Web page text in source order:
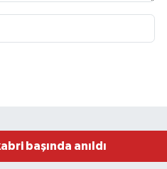
BEUN Rektörü Özölçer’e
başında anıldı